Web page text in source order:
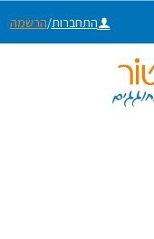
התחברות/הרשמה